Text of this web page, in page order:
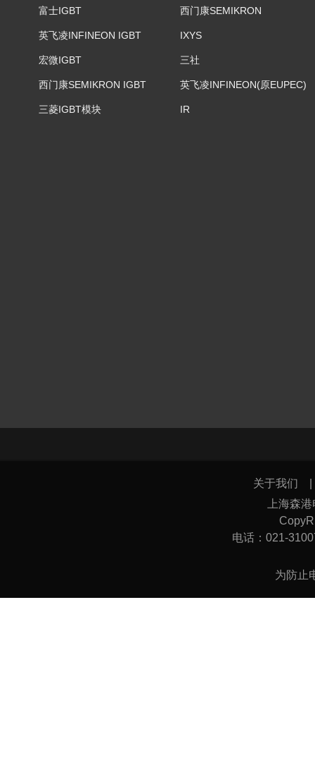
富士IGBT
英飞凌INFINEON IGBT
宏微IGBT
西门康SEMIKRON IGBT
三菱IGBT模块
西门康SEMIKRON
IXYS
三社
英飞凌INFINEON(原EUPEC)
IR
关于我们
上海森
电话：021-
为防止